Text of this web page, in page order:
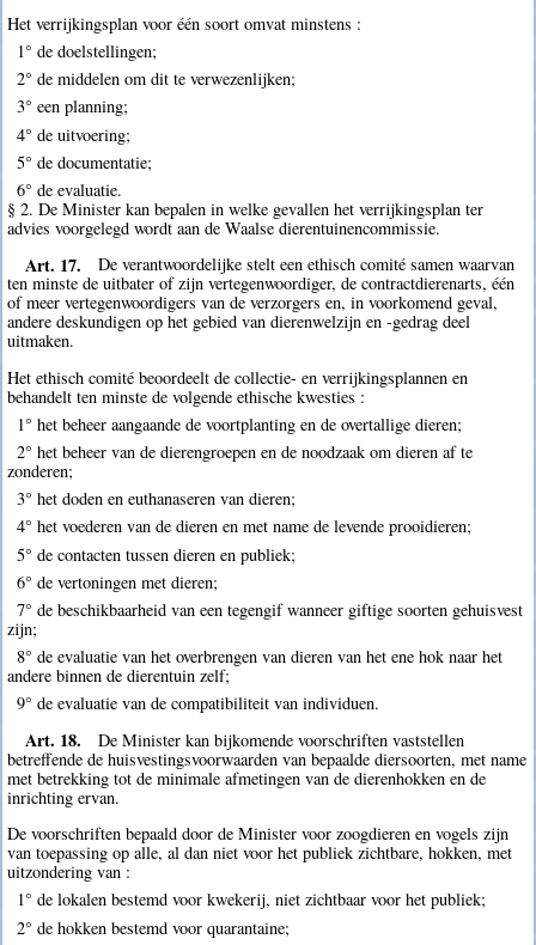
Het verrijkingsplan voor één soort omvat minstens :
1° de doelstellingen;
2° de middelen om dit te verwezenlijken;
3° een planning;
4° de uitvoering;
5° de documentatie;
6° de evaluatie.
§ 2. De Minister kan bepalen in welke gevallen het verrijkingsplan ter
advies voorgelegd wordt aan de Waalse dierentuinencommissie.
Art. 17.
De verantwoordelijke stelt een ethisch comité samen waarvan
ten minste de uitbater of zijn vertegenwoordiger, de contractdierenarts, één
of meer vertegenwoordigers van de verzorgers en, in voorkomend geval,
andere deskundigen op het gebied van dierenwelzijn en -gedrag deel
uitmaken.
Het ethisch comité beoordeelt de collectie- en verrijkingsplannen en
behandelt ten minste de volgende ethische kwesties :
1° het beheer aangaande de voortplanting en de overtallige dieren;
2° het beheer van de dierengroepen en de noodzaak om dieren af te
zonderen;
3° het doden en euthanaseren van dieren;
4° het voederen van de dieren en met name de levende prooidieren;
5° de contacten tussen dieren en publiek;
6° de vertoningen met dieren;
7° de beschikbaarheid van een tegengif wanneer giftige soorten gehuisvest
zijn;
8° de evaluatie van het overbrengen van dieren van het ene hok naar het
andere binnen de dierentuin zelf;
9° de evaluatie van de compatibiliteit van individuen.
Art. 18.
De Minister kan bijkomende voorschriften vaststellen
betreffende de huisvestingsvoorwaarden van bepaalde diersoorten, met name
met betrekking tot de minimale afmetingen van de dierenhokken en de
inrichting ervan.
De voorschriften bepaald door de Minister voor zoogdieren en vogels zijn
van toepassing op alle, al dan niet voor het publiek zichtbare, hokken, met
uitzondering van :
1° de lokalen bestemd voor kwekerij, niet zichtbaar voor het publiek;
2° de hokken bestemd voor quarantaine;